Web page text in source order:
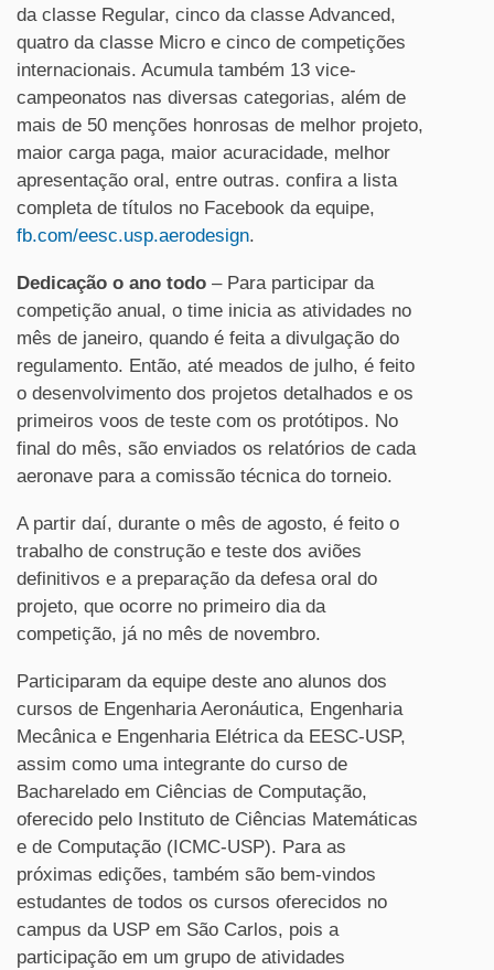
da classe Regular, cinco da classe Advanced,
quatro da classe Micro e cinco de competições
internacionais. Acumula também 13 vice-
campeonatos nas diversas categorias, além de
mais de 50 menções honrosas de melhor projeto,
maior carga paga, maior acuracidade, melhor
apresentação oral, entre outras. confira a lista
completa de títulos no Facebook da equipe,
fb.com/eesc.usp.aerodesign.
Dedicação o ano todo – Para participar da
competição anual, o time inicia as atividades no
mês de janeiro, quando é feita a divulgação do
regulamento. Então, até meados de julho, é feito
o desenvolvimento dos projetos detalhados e os
primeiros voos de teste com os protótipos. No
final do mês, são enviados os relatórios de cada
aeronave para a comissão técnica do torneio.
A partir daí, durante o mês de agosto, é feito o
trabalho de construção e teste dos aviões
definitivos e a preparação da defesa oral do
projeto, que ocorre no primeiro dia da
competição, já no mês de novembro.
Participaram da equipe deste ano alunos dos
cursos de Engenharia Aeronáutica, Engenharia
Mecânica e Engenharia Elétrica da EESC-USP,
assim como uma integrante do curso de
Bacharelado em Ciências de Computação,
oferecido pelo Instituto de Ciências Matemáticas
e de Computação (ICMC-USP). Para as
próximas edições, também são bem-vindos
estudantes de todos os cursos oferecidos no
campus da USP em São Carlos, pois a
participação em um grupo de atividades